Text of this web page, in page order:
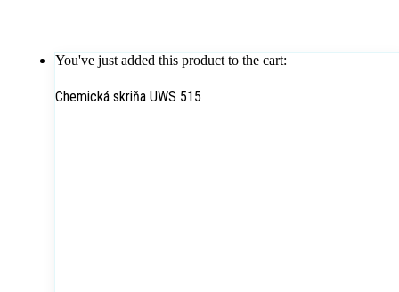
You've just added this product to the cart:
Chemická skriňa UWS 515